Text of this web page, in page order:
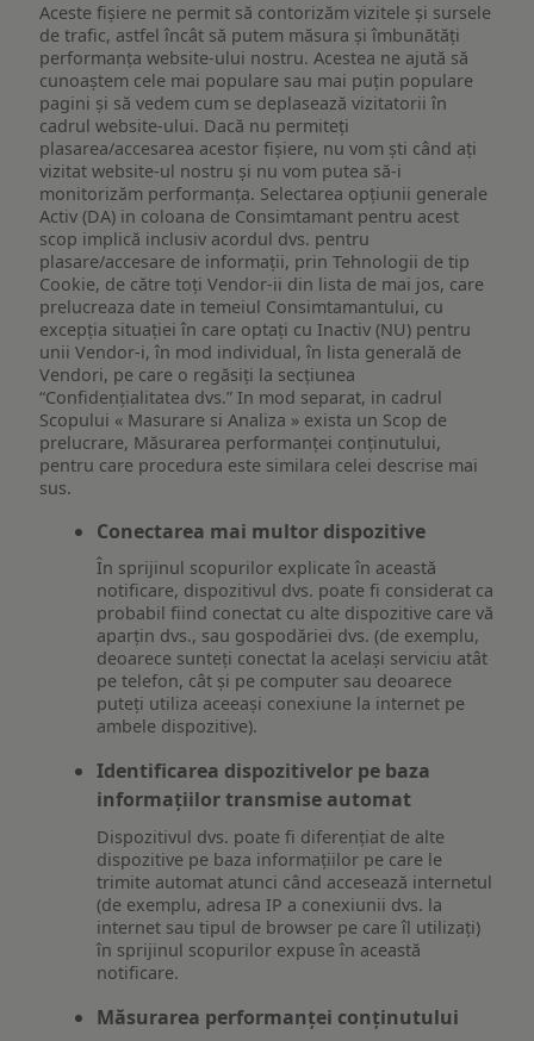
Aceste fișiere ne permit să contorizăm vizitele și sursele
de trafic, astfel încât să putem măsura și îmbunătăți
performanța website-ului nostru. Acestea ne ajută să
cunoaștem cele mai populare sau mai puțin populare
pagini și să vedem cum se deplasează vizitatorii în
cadrul website-ului. Dacă nu permiteți
plasarea/accesarea acestor fișiere, nu vom ști când ați
vizitat website-ul nostru și nu vom putea să-i
monitorizăm performanța. Selectarea opțiunii generale
Activ (DA) in coloana de Consimtamant pentru acest
scop implică inclusiv acordul dvs. pentru
plasare/accesare de informații, prin Tehnologii de tip
Cookie, de către toți Vendor-ii din lista de mai jos, care
prelucreaza date in temeiul Consimtamantului, cu
excepția situației în care optați cu Inactiv (NU) pentru
unii Vendor-i, în mod individual, în lista generală de
Vendori, pe care o regăsiți la secțiunea
“Confidențialitatea dvs.” In mod separat, in cadrul
Scopului « Masurare si Analiza » exista un Scop de
prelucrare, Măsurarea performanței conținutului,
pentru care procedura este similara celei descrise mai
sus.
Conectarea mai multor dispozitive
În sprijinul scopurilor explicate în această
notificare, dispozitivul dvs. poate fi considerat ca
probabil fiind conectat cu alte dispozitive care vă
aparțin dvs., sau gospodăriei dvs. (de exemplu,
deoarece sunteți conectat la același serviciu atât
pe telefon, cât și pe computer sau deoarece
puteți utiliza aceeași conexiune la internet pe
ambele dispozitive).
Identificarea dispozitivelor pe baza
informațiilor transmise automat
Dispozitivul dvs. poate fi diferențiat de alte
dispozitive pe baza informațiilor pe care le
trimite automat atunci când accesează internetul
(de exemplu, adresa IP a conexiunii dvs. la
internet sau tipul de browser pe care îl utilizați)
în sprijinul scopurilor expuse în această
notificare.
Măsurarea performanței conținutului